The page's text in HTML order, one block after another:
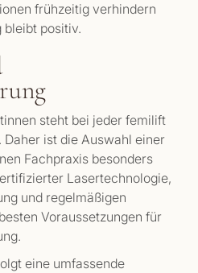
frühzeitig verhindern
bleibt positiv.
steht bei jeder femilift
ist die Auswahl einer
Fachpraxis besonders
Lasertechnologie,
und regelmäßigen
Voraussetzungen für
eine umfassende